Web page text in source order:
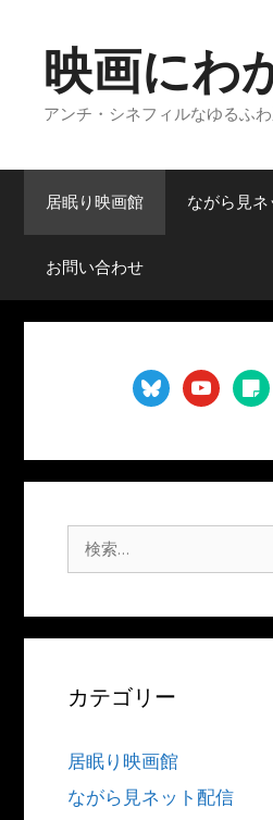
ス
映画にわ
アンチ・シネフィルなゆるふ
居眠り映画館 ながら見
お問い合わせ
blueskyyoutubesticky-
note
索:
カテゴリー
居眠り映画館
ながら見ネット配信